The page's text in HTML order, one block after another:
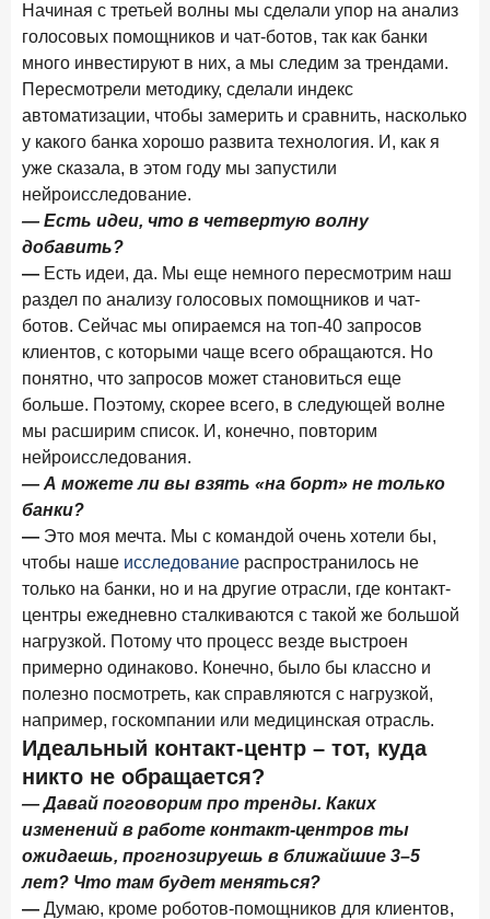
5 декабря 2025 года
Эмоции, эксклюзив и вовлечение: новая формула
банковской лояльности
Почему опытные инвесторы в России чувствуют себя
25 ноября 2025 года
Клиент стал партнером: как трансформируется рынок
инвестиций
Ипотека. Итоги октября 2025 года
Рассылка Frank RG
Итоги недели, наша трактовка основных событий
на банковском рынке
Я согласен с условиямиобработки данных
Начиная с третьей волны мы сделали упор на анализ
голосовых помощников и чат-ботов, так как банки
много инвестируют в них, а мы следим за трендами.
Пересмотрели методику, сделали индекс
автоматизации, чтобы замерить и сравнить, насколько
у какого банка хорошо развита технология. И, как я
уже сказала, в этом году мы запустили
нейроисследование.
— Есть идеи, что в четвертую волну
добавить?
— Есть идеи, да. Мы еще немного пересмотрим наш
раздел по анализу голосовых помощников и чат-
ботов. Сейчас мы опираемся на топ-40 запросов
клиентов, с которыми чаще всего обращаются. Но
понятно, что запросов может становиться еще
больше. Поэтому, скорее всего, в следующей волне
мы расширим список. И, конечно, повторим
нейроисследования.
— А можете ли вы взять «на борт» не только
банки?
— Это моя мечта. Мы с командой очень хотели бы,
чтобы наше исследование распространилось не
только на банки, но и на другие отрасли, где контакт-
центры ежедневно сталкиваются с такой же большой
нагрузкой. Потому что процесс везде выстроен
примерно одинаково. Конечно, было бы классно и
полезно посмотреть, как справляются с нагрузкой,
например, госкомпании или медицинская отрасль.
Идеальный контакт-центр – тот, куда
никто не обращается?
— Давай поговорим про тренды. Каких
изменений в работе контакт-центров ты
ожидаешь, прогнозируешь в ближайшие 3–5
лет? Что там будет меняться?
— Думаю, кроме роботов-помощников для клиентов,